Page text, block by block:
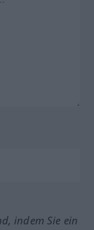
indem Sie ein